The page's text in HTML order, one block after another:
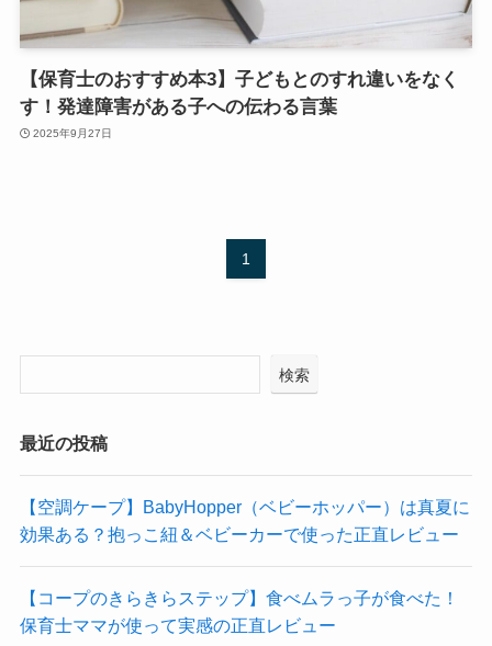
【保育士のおすすめ本3】子どもとのすれ違いをなく
す！発達障害がある子への伝わる言葉
2025年9月27日
1
検索
最近の投稿
【空調ケープ】BabyHopper（ベビーホッパー）は真夏に
効果ある？抱っこ紐＆ベビーカーで使った正直レビュー
【コープのきらきらステップ】食べムラっ子が食べた！
保育士ママが使って実感の正直レビュー